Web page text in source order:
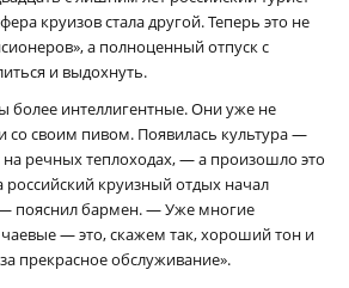
круизов стала другой. Теперь это не
а полноценный отпуск с
и выдохнуть.
более интеллигентные. Они уже не
со своим пивом. Появилась культура —
на речных теплоходах, — а произошло это
российский круизный отдых начал
— пояснил бармен. — Уже многие
— это, скажем так, хороший тон и
прекрасное обслуживание».